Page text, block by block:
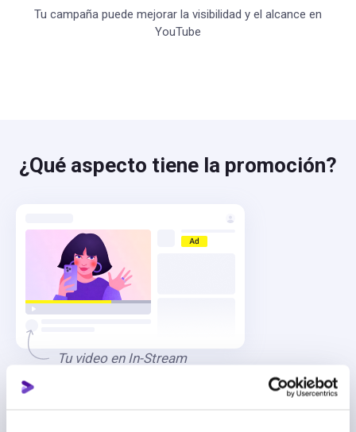
Tu campaña puede mejorar la visibilidad y el alcance en
YouTube
¿Qué aspecto tiene la promoción?
Tu video en In-Stream